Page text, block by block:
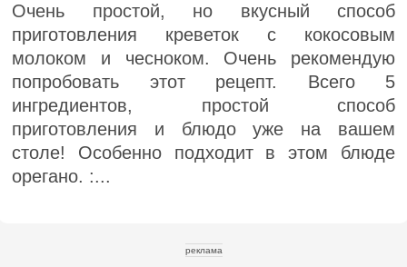
Очень простой, но вкусный способ
приготовления креветок с кокосовым
молоком и чесноком. Очень рекомендую
попробовать этот рецепт. Всего 5
ингредиентов, простой способ
приготовления и блюдо уже на вашем
столе! Особенно подходит в этом блюде
орегано. :...
реклама